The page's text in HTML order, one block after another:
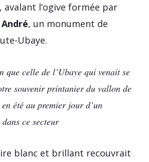
l’ogive formée par
, un monument de
Ubaye.
que celle de l’Ubaye qui venait se
souvenir printanier du vallon de
été au premier jour d’un
ce secteur
blanc et brillant recouvrait